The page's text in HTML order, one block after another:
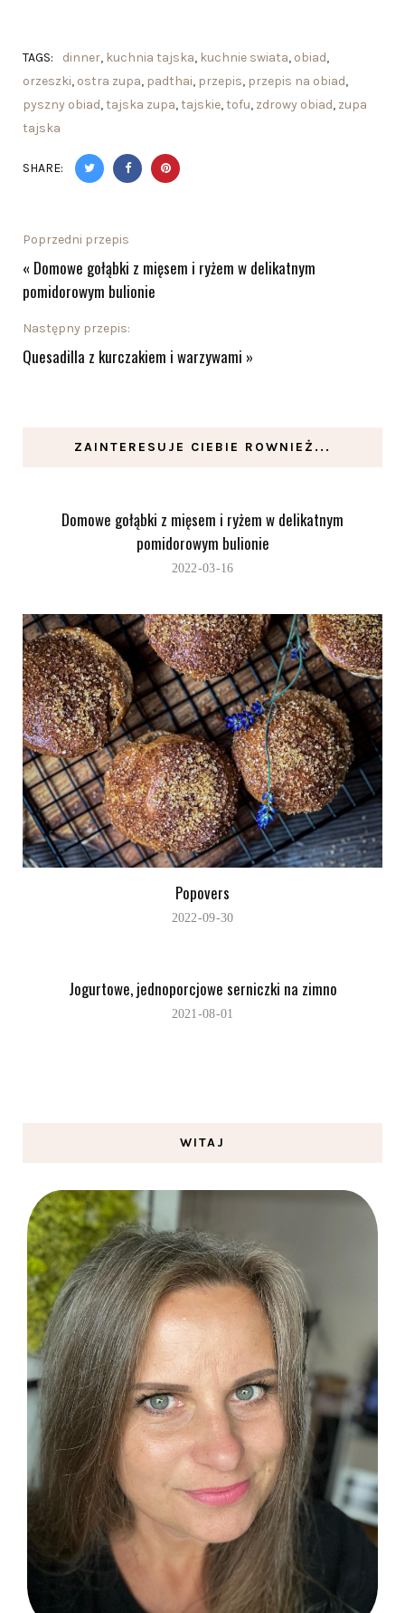
TAGS: dinner, kuchnia tajska, kuchnie swiata, obiad,
orzeszki, ostra zupa, padthai, przepis, przepis na obiad,
pyszny obiad,tajska zupa,tajskie,tofu, zdrowy obiad, zupa
tajska
SHARE:
Poprzedni przepis
« Domowe gołąbki z mięsem i ryżem w delikatnym
pomidorowym bulionie
Następny przepis:
Quesadilla z kurczakiem i warzywami »
ZAINTERESUJE CIEBIE ROWNIEŻ...
Domowe gołąbki z mięsem i ryżem w delikatnym
pomidorowym bulionie
2022-03-16
Popovers
2022-09-30
Jogurtowe, jednoporcjowe serniczki na zimno
2021-08-01
WITAJ